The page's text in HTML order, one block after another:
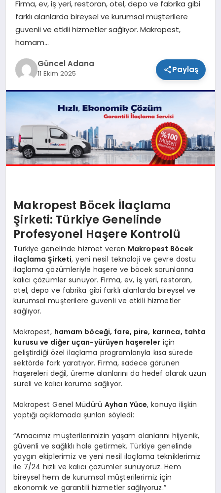
Firma, ev, iş yeri, restoran, otel, depo ve fabrika gibi
farklı alanlarda bireysel ve kurumsal müşterilere
güvenli ve etkili hizmetler sağlıyor. Makropest,
hamam…
Güncel Adana
11 Ekim 2025 Paylaş
Makropest Böcek İlaçlama
Şirketi: Türkiye Genelinde
Profesyonel Haşere Kontrolü
Türkiye genelinde hizmet veren Makropest Böcek
İlaçlama Şirketi, yeni nesil teknoloji ve çevre dostu
ilaçlama çözümleriyle haşere ve böcek sorunlarına
kalıcı çözümler sunuyor. Firma, ev, iş yeri, restoran,
otel, depo ve fabrika gibi farklı alanlarda bireysel ve
kurumsal müşterilere güvenli ve etkili hizmetler
sağlıyor.
Makropest, hamam böceği, fare, pire, karınca, tahta
kurusu ve diğer uçan-yürüyen haşereleriçin
geliştirdiği özel ilaçlama programlarıyla kısa sürede
sektörde fark yaratıyor. Firma, sadece görünen
haşereleri değil, üreme alanlarını da hedef alarak uzun
süreli ve kalıcı koruma sağlıyor.
Makropest Genel Müdürü Ayhan Yüce, konuya ilişkin
yaptığı açıklamada şunları söyledi:
“Amacımız müşterilerimizin yaşam alanlarını hijyenik,
güvenli ve sağlıklı hale getirmek. Türkiye genelinde
yaygın ekiplerimiz ve yeni nesil ilaçlama tekniklerimiz
ile 7/24 hızlı ve kalıcı çözümler sunuyoruz. Hem
bireysel hem de kurumsal müşterilerimiz için
ekonomik ve garantili hizmetler sağlıyoruz.”